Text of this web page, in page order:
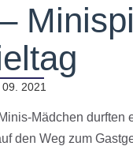
09. 2021
Mädchen durften
den Weg zum